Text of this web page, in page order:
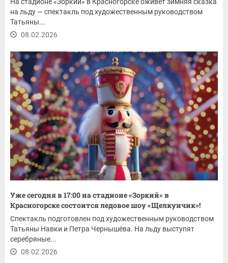
на льду — спектакль под художественным руководством
Татьяны...
08.02.2026
Уже сегодня в 17:00 на стадионе «Зоркий» в
Красногорске состоится ледовое шоу «Щелкунчик»!
Спектакль подготовлен под художественным руководством
Татьяны Навки и Петра Чернышёва. На льду выступят
серебряные...
08.02.2026